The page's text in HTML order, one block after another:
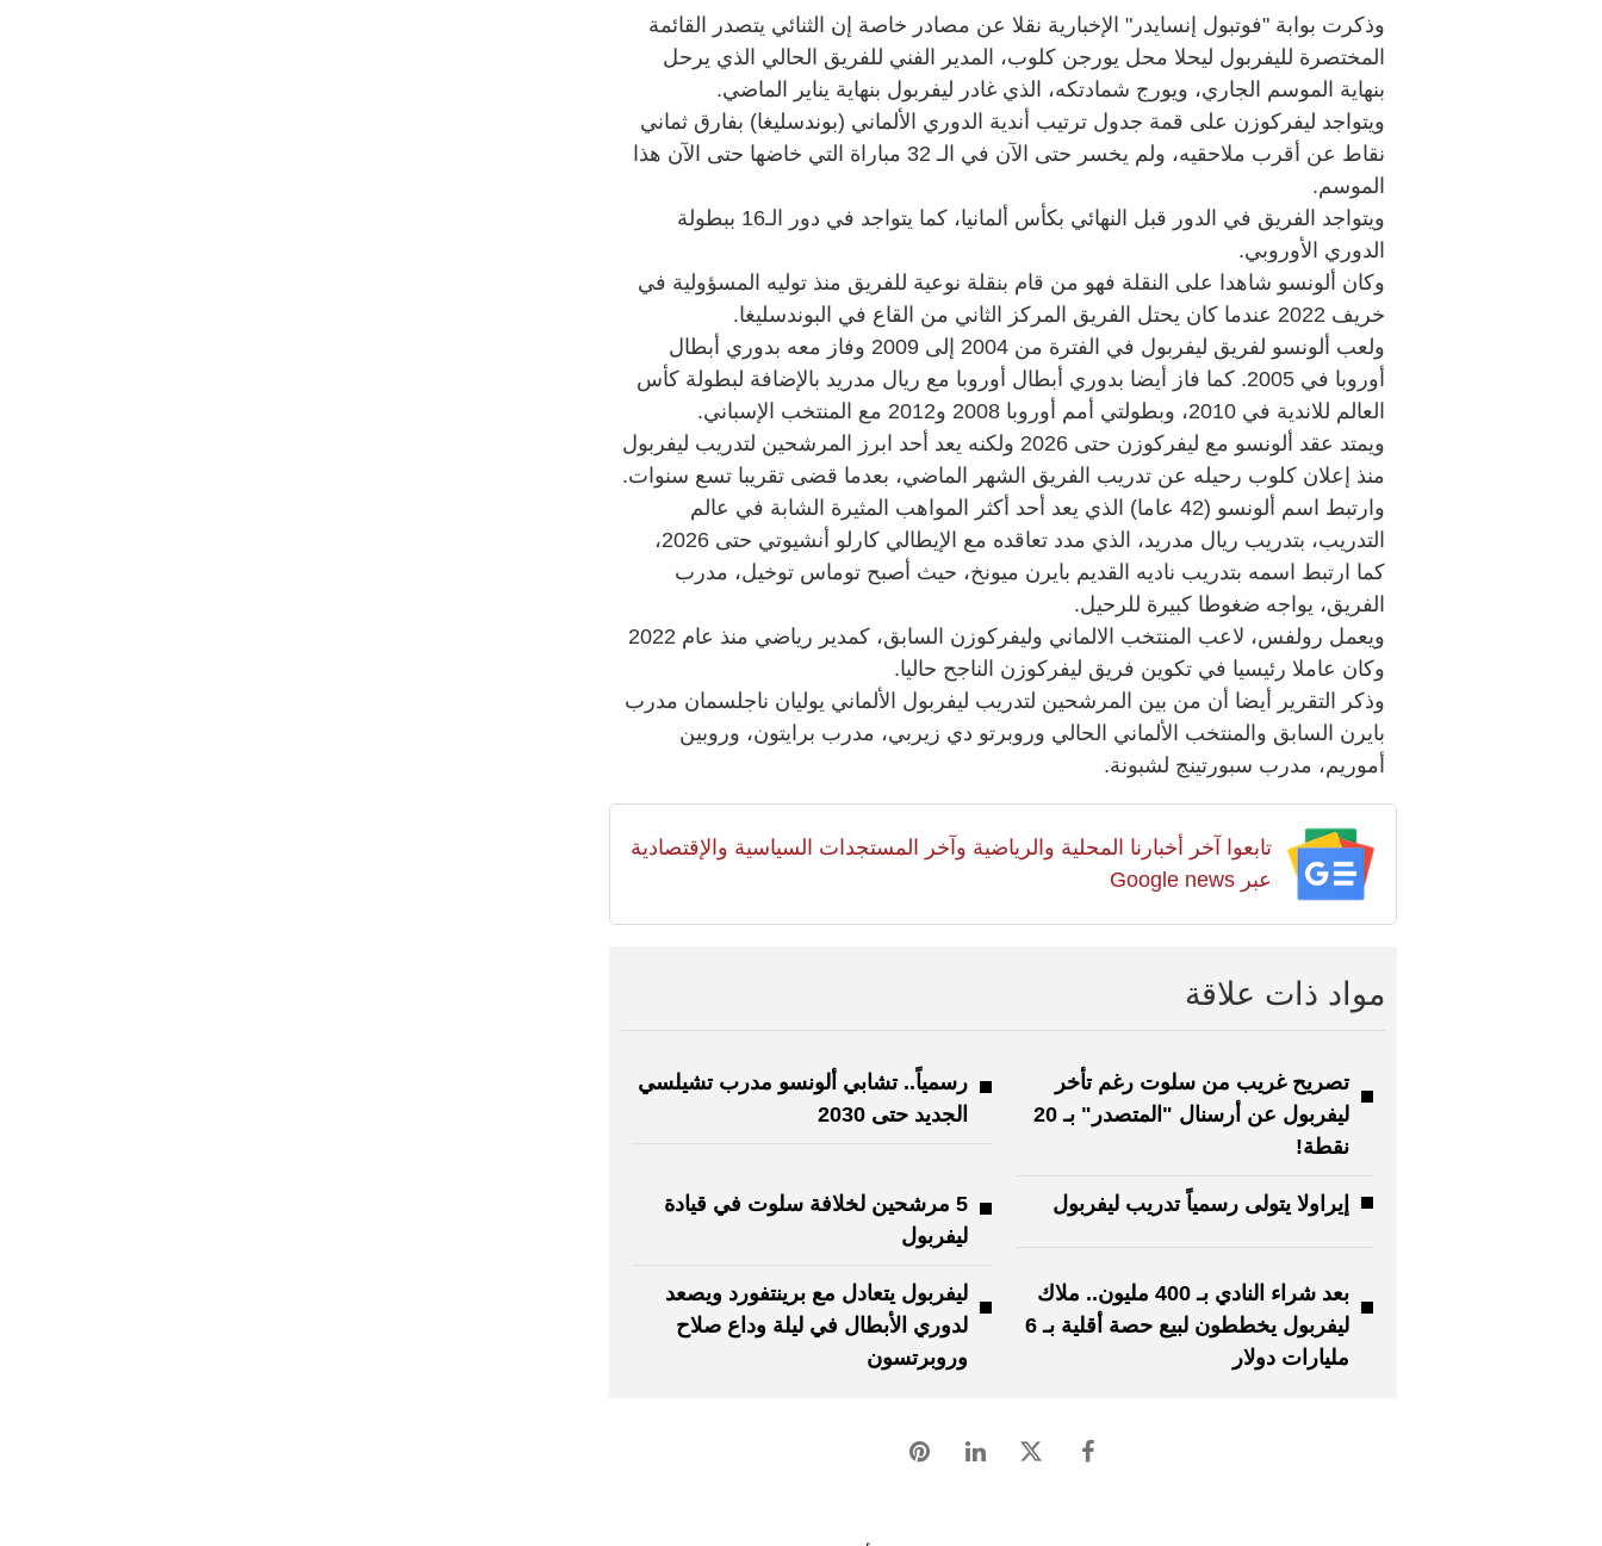
وذكرت بوابة "فوتبول إنسايدر" الإخبارية نقلا عن مصادر خاصة إن الثنائي يتصدر القائمة
المختصرة لليفربول ليحلا محل يورجن كلوب، المدير الفني للفريق الحالي الذي يرحل
بنهاية الموسم الجاري، ويورج شمادتكه، الذي غادر ليفربول بنهاية يناير الماضي.
ويتواجد ليفركوزن على قمة جدول ترتيب أندية الدوري الألماني (بوندسليغا) بفارق ثماني
نقاط عن أقرب ملاحقيه، ولم يخسر حتى الآن في الـ 32 مباراة التي خاضها حتى الآن هذا
الموسم.
ويتواجد الفريق في الدور قبل النهائي بكأس ألمانيا، كما يتواجد في دور الـ16 ببطولة
الدوري الأوروبي.
وكان ألونسو شاهدا على النقلة فهو من قام بنقلة نوعية للفريق منذ توليه المسؤولية في
خريف 2022 عندما كان يحتل الفريق المركز الثاني من القاع في البوندسليغا.
ولعب ألونسو لفريق ليفربول في الفترة من 2004 إلى 2009 وفاز معه بدوري أبطال
أوروبا في 2005. كما فاز أيضا بدوري أبطال أوروبا مع ريال مدريد بالإضافة لبطولة كأس
العالم للاندية في 2010، وبطولتي أمم أوروبا 2008 و2012 مع المنتخب الإسباني.
ويمتد عقد ألونسو مع ليفركوزن حتى 2026 ولكنه يعد أحد ابرز المرشحين لتدريب ليفربول
منذ إعلان كلوب رحيله عن تدريب الفريق الشهر الماضي، بعدما قضى تقريبا تسع سنوات.
وارتبط اسم ألونسو (42 عاما) الذي يعد أحد أكثر المواهب المثيرة الشابة في عالم
التدريب، بتدريب ريال مدريد، الذي مدد تعاقده مع الإيطالي كارلو أنشيوتي حتى 2026،
كما ارتبط اسمه بتدريب ناديه القديم بايرن ميونخ، حيث أصبح توماس توخيل، مدرب
الفريق، يواجه ضغوطا كبيرة للرحيل.
ويعمل رولفس، لاعب المنتخب الالماني وليفركوزن السابق، كمدير رياضي منذ عام 2022
وكان عاملا رئيسيا في تكوين فريق ليفركوزن الناجح حاليا.
وذكر التقرير أيضا أن من بين المرشحين لتدريب ليفربول الألماني يوليان ناجلسمان مدرب
بايرن السابق والمنتخب الألماني الحالي وروبرتو دي زيربي، مدرب برايتون، وروبين
أموريم، مدرب سبورتينج لشبونة.
تابعوا آخر أخبارنا المحلية والرياضية وآخر المستجدات السياسية والإقتصادية
عبر Google news
مواد ذات علاقة
تصريح غريب من سلوت رغم تأخر
ليفربول عن أرسنال "المتصدر" بـ 20
نقطة!
رسمياً.. تشابي ألونسو مدرب تشيلسي
الجديد حتى 2030
إيراولا يتولى رسمياً تدريب ليفربول
5 مرشحين لخلافة سلوت في قيادة
ليفربول
بعد شراء النادي بـ 400 مليون.. ملاك
ليفربول يخططون لبيع حصة أقلية بـ 6
مليارات دولار
ليفربول يتعادل مع برينتفورد ويصعد
لدوري الأبطال في ليلة وداع صلاح
وروبرتسون